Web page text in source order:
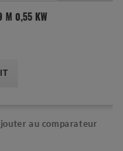
M 0,55 KW
au comparateur